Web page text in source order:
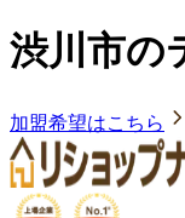
渋川市の
加盟希望はこちら